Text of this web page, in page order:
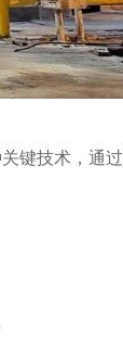
键技术，通过